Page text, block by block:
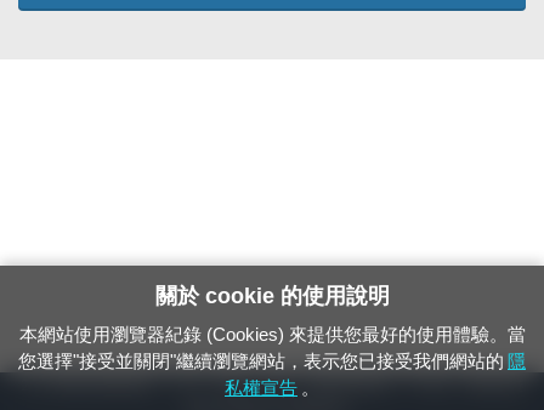
24小時緊急通報電話：1933（市話、手機，僅限發現軌道、平交道、橋樑及隧
關於 cookie 的使用說明
本網站使用瀏覽器紀錄 (Cookies) 來提供您最好的使用體驗。當
您選擇"接受並關閉"繼續瀏覽網站，表示您已接受我們網站的 隱
私權宣告 。